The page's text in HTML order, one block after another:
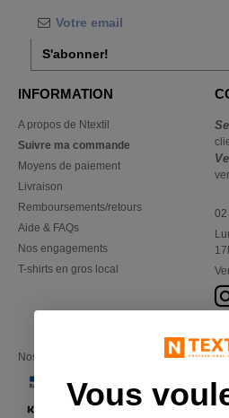
S'abonner!
INFORMATION
A propos de Ntextil
Suivre ma commande
Moyens de paiement
Livraison
Remboursements/retours
Aide & FAQs
Nos engagements
T-shirts en gros local
02
Nos partenaires financiers
Vous